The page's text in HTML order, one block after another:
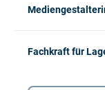
Fachkraft für